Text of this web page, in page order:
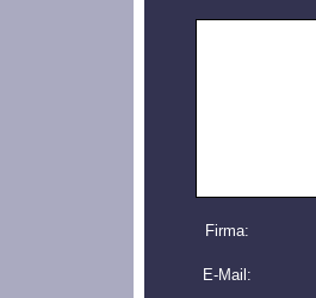
Firma:
E-Mail: